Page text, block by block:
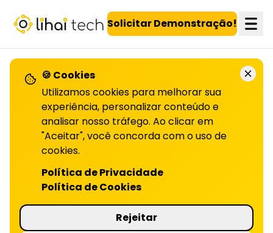
LiHai - Página inicial Solicitar Demonstração!
VOLTAR PARA O BLOG
IA e a automação para
desempenho
DOS FUNCIONÁRIOS | LIHAI
qualidade, liberando equipes para decisões
estratégicas. Descubra como aplicar no seu
🍪 Cookies
Utilizamos cookies para melhorar sua
experiência, personalizar conteúdo e
analisar nosso tráfego. Ao clicar em
"Aceitar", você concorda com o uso de
cookies.
Política de Privacidade
Política de Cookies
Rejeitar